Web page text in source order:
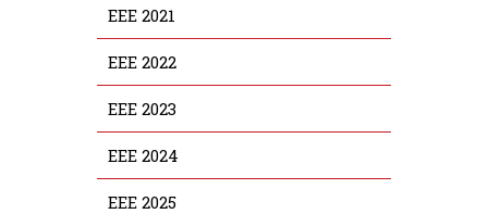
EEE 2021
EEE 2022
EEE 2023
EEE 2024
EEE 2025